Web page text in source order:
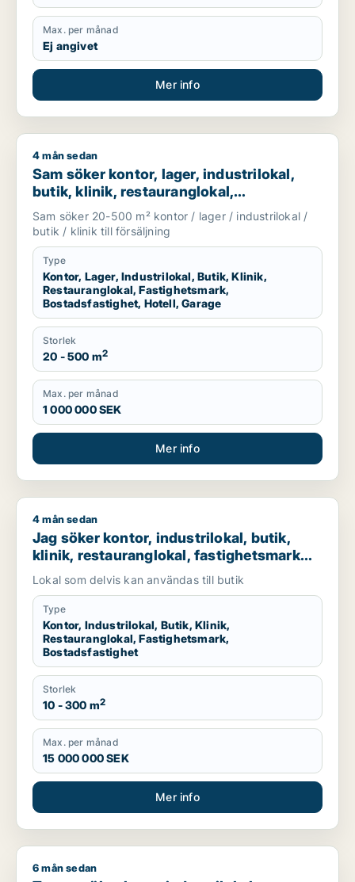
Max. per månad
Ej angivet
Mer info
Sam söker kontor, lager, industrilokal, butik, klinik,
4 mån sedan
Sam söker kontor, lager, industrilokal,
butik, klinik, restauranglokal,
fastighetsmark, bostadsfastighet, hotell
eller garage till salu i Malmö
Sam söker 20-500 m² kontor / lager / industrilokal /
butik / klinik till försäljning
Type
Kontor, Lager, Industrilokal, Butik, Klinik,
Restauranglokal, Fastighetsmark,
Bostadsfastighet, Hotell, Garage
Storlek
20 - 500 m2
Max. per månad
1 000 000 SEK
Mer info
Jag söker kontor, industrilokal, butik, klinik,
4 mån sedan
Jag söker kontor, industrilokal, butik,
klinik, restauranglokal, fastighetsmark
eller bostadsfastighet till salu i Malmö
Lokal som delvis kan användas till butik
Type
Kontor, Industrilokal, Butik, Klinik,
Restauranglokal, Fastighetsmark,
Bostadsfastighet
Storlek
10 - 300 m2
Max. per månad
15 000 000 SEK
Mer info
Tomce söker lager, industrilokal, fastighetsmark eller
6 mån sedan